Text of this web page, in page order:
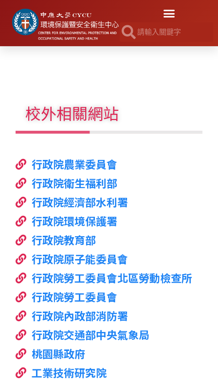
校外相關網站
行政院農業委員會
行政院衛生福利部
行政院經濟部水利署
行政院環境保護署
行政院教育部
行政院原子能委員會
行政院勞工委員會北區勞動檢查所
行政院勞工委員會
行政院內政部消防署
行政院交通部中央氣象局
桃園縣政府
工業技術研究院